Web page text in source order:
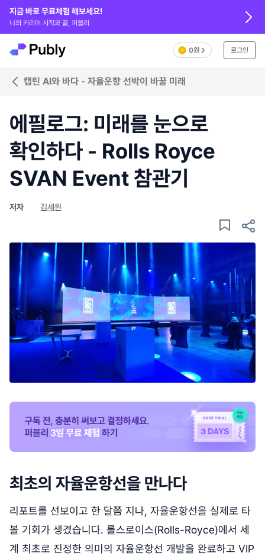
지금 바로 무료체험 해보세요!
나의 커리어 시작과 끝, 퍼블리
0원 로그인
캡틴 AI와 바다 - 자율운항 선박이 바꿀 미래
에필로그: 미래를 눈으로
확인하다 - Rolls Royce
SVAN Event 참관기
저자 김세원
최초의 자율운항선을 만나다
리포트를 선보이고 한 달쯤 지나, 자율운항선을 실제로 타
볼 기회가 생겼습니다. 롤스로이스(Rolls-Royce)에서 세
계 최초로 진정한 의미의 자율운항선 개발을 완료하고 VIP